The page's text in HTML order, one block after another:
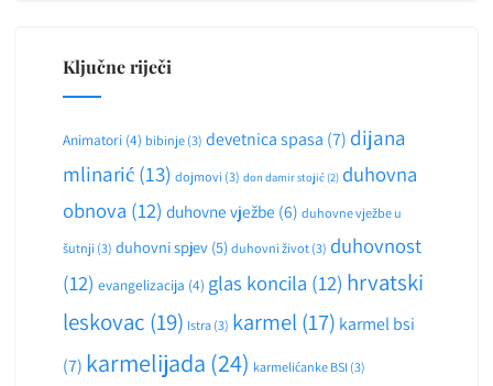
Ključne riječi
Animatori(4) bibinje(3) devetnica spasa (7) dijana
mlinarić(13) dojmovi (3) don damir stojić(2) duhovna
obnova (12) duhovne vježbe (6) duhovne vježbe u
šutnji (3) duhovni spjev(5) duhovni život(3) duhovnost
(12) evangelizacija (4) glas koncila (12) hrvatski
leskovac (19) Istra(3) karmel(17) karmel bsi
(7) karmelijada (24) karmelićanke BSI (3)